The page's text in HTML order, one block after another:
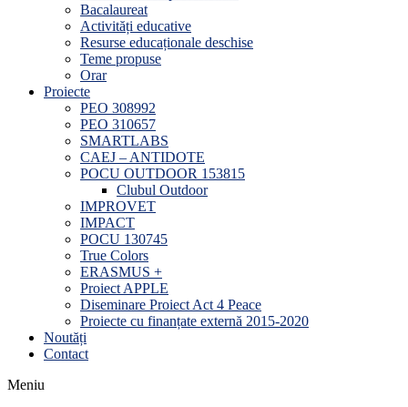
Bacalaureat
Activități educative
Resurse educaționale deschise
Teme propuse
Orar
Proiecte
PEO 308992
PEO 310657
SMARTLABS
CAEJ – ANTIDOTE
POCU OUTDOOR 153815
Clubul Outdoor
IMPROVET
IMPACT
POCU 130745
True Colors
ERASMUS +
Proiect APPLE
Diseminare Proiect Act 4 Peace
Proiecte cu finanțate externă 2015-2020
Noutăți
Contact
Meniu